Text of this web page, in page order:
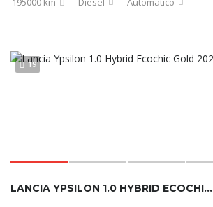
19
LANCIA YPSILON 1.0 HYBRID ECOCHIC GOLD 2021